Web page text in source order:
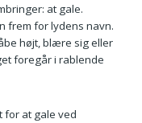
at gale.
frem for lydens navn.
højt, blære sig eller
foregår i rablende
for at gale ved